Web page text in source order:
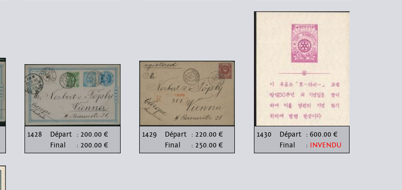
1428 Départ : 200.00 €
Final
: 200.00 €
1429 Départ : 220.00 €
Final
: 250.00 €
1430 Départ : 600.00 €
Final
: INVENDU